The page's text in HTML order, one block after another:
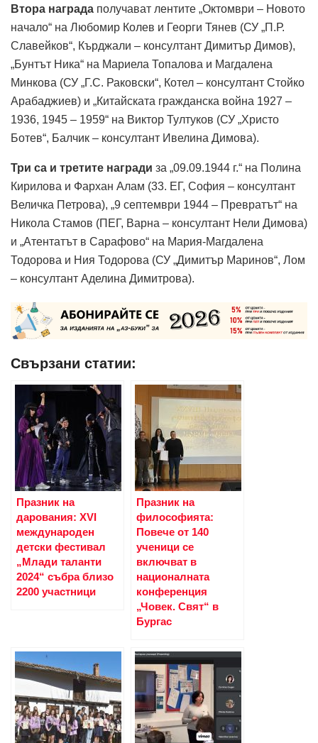
Втора награда получават лентите „Октомври – Новото
начало“ на Любомир Колев и Георги Тянев (СУ „П.Р.
Славейков“, Кърджали – консултант Димитър Димов),
„Бунтът Ника“ на Мариела Топалова и Магдалена
Минкова (СУ „Г.С. Раковски“, Котел – консултант Стойко
Арабаджиев) и „Китайската гражданска война 1927 –
1936, 1945 – 1959“ на Виктор Тултуков (СУ „Христо
Ботев“, Балчик – консултант Ивелина Димова).
Три са и третите награди за „09.09.1944 г.“ на Полина
Кирилова и Фархан Алам (33. ЕГ, София – консултант
Величка Петрова), „9 септември 1944 – Превратът“ на
Никола Стамов (ПЕГ, Варна – консултант Нели Димова)
и „Атентатът в Сарафово“ на Мария-Магдалена
Тодорова и Ния Тодорова (СУ „Димитър Маринов“, Лом
– консултант Аделина Димитрова).
Свързани статии:
Празник на
дарования: XVI
международен
детски фестивал
„Млади таланти
2024“ събра близо
2200 участници
Празник на
философията:
Повече от 140
ученици се
включват в
националната
конференция
„Човек. Свят“ в
Бургас